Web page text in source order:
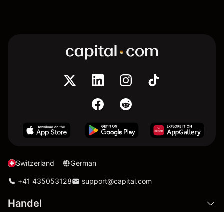
Switzerland German
+41 435053128 support@capital.com
Handel